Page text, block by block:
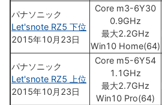
パナソニック
Let'snote RZ5 下位
2015年10月23日
Core m3-6Y30
0.9GHz
最大2.2GHz
Win10 Home(64)
パナソニック
Let'snote RZ5 上位
2015年10月23日
Core m5-6Y54
1.1GHz
最大2.7GHz
Win10 Pro(64)